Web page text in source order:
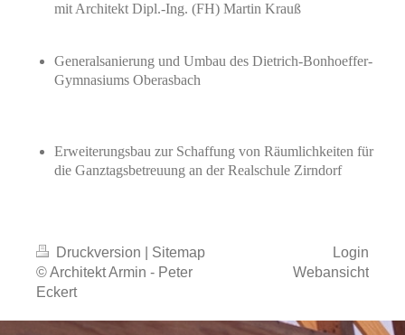
mit Architekt Dipl.-Ing. (FH) Martin Krauß
Generalsanierung und Umbau des Dietrich-Bonhoeffer-
Gymnasiums Oberasbach
Erweiterungsbau zur Schaffung von Räumlichkeiten für
die Ganztagsbetreuung an der Realschule Zirndorf
Druckversion
Sitemap
© Architekt Armin - Peter
Eckert
Login
Webansicht